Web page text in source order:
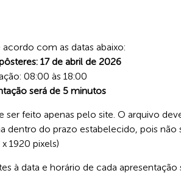
com as datas abaixo:
17 de abril de 2026
08:00 às 18:00
será de 5 minutos
ser feito apenas pelo site. O arquivo
dentro do prazo estabelecido, pois
1920 pixels)
à data e horário de cada